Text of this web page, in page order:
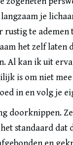
je
rustig te ademen
het zelf laten
Al kan ik uit
is om niet mee
in en volg je
doorknippen.
standaard dat